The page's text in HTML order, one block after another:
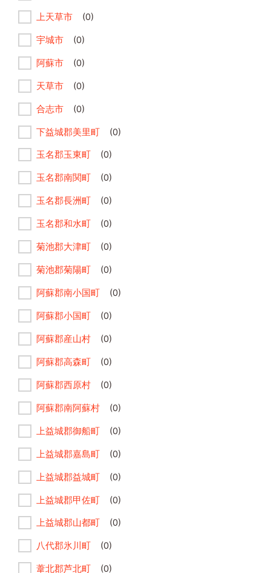
上天草市 (0)
宇城市 (0)
阿蘇市 (0)
天草市 (0)
合志市 (0)
下益城郡美里町 (0)
玉名郡玉東町 (0)
玉名郡南関町 (0)
玉名郡長洲町 (0)
玉名郡和水町 (0)
菊池郡大津町 (0)
菊池郡菊陽町 (0)
阿蘇郡南小国町 (0)
阿蘇郡小国町 (0)
阿蘇郡産山村 (0)
阿蘇郡高森町 (0)
阿蘇郡西原村 (0)
阿蘇郡南阿蘇村 (0)
上益城郡御船町 (0)
上益城郡嘉島町 (0)
上益城郡益城町 (0)
上益城郡甲佐町 (0)
上益城郡山都町 (0)
八代郡氷川町 (0)
葦北郡芦北町 (0)